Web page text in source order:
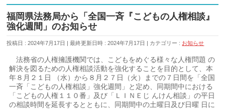
福岡県法務局から「全国一斉『こどもの人権相談』
強化週間」のお知らせ
投稿日 : 2024年7月17日 最終更新日時 : 2024年7月17日 カテゴリー : お知らせ
法務省の人権擁護機関では、こどもをめぐる様々な人権問題 の
解決を図るための人権相談活動を強化することを目的として、本
年８月２１日 （水）から８月２７日（火）までの７日間を「全国
一斉「こどもの人権相談」強化週間」と定め、同期間中における
「こどもの人権１１０番」及び「ＬＩＮＥじ んけん相談」の平日
の相談時間を延長するとともに、同期間中の土曜日及び日曜 日に